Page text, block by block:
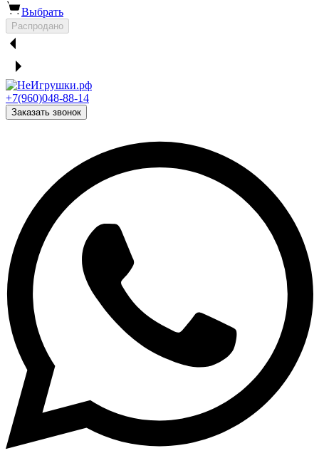
Выбрать
Распродано
+7(960)048-88-14
Заказать звонок